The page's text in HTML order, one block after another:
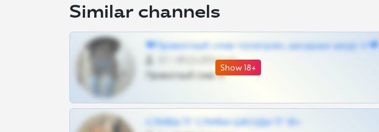
Similar channels
Show 18+
❤Приватный слив телеграм, шкодных шкур тг❤
@SZu3ll3sCatt_bot
Приватный слив тг
СЛИВЫ ТГ СЛИВЫ ШКОДЫ ТГ 18+